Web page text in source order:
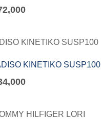
KINETIKO SUSP100